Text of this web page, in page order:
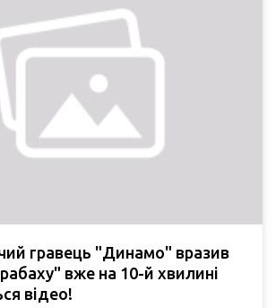
гравець "Динамо" вразив
вже на 10-й хвилині
відео!